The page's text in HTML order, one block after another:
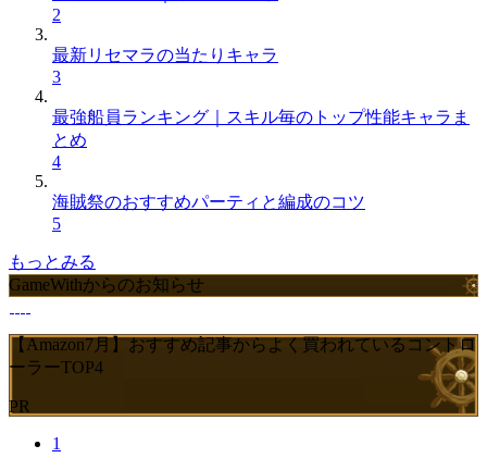
2
最新リセマラの当たりキャラ
3
最強船員ランキング｜スキル毎のトップ性能キャラま
とめ
4
海賊祭のおすすめパーティと編成のコツ
5
もっとみる
GameWithからのお知らせ
【Amazon7月】おすすめ記事からよく買われているコントロ
ーラーTOP4
PR
1